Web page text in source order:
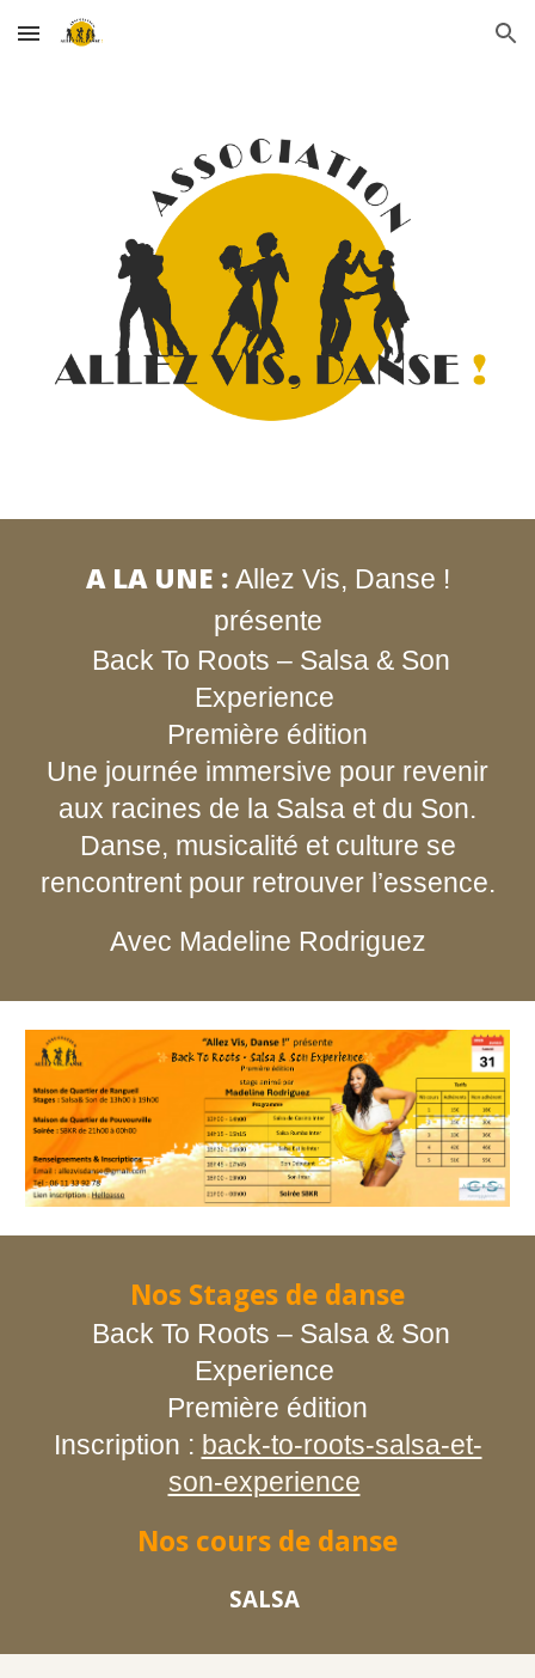
Skip to main content Skip to navigation
A LA UNE : Allez Vis, Danse !
présente
Back To Roots – Salsa & Son
Experience
Première édition
Une journée immersive pour revenir
aux racines de la Salsa et du Son.
Danse, musicalité et culture se
rencontrent pour retrouver l’essence.
Avec Madeline Rodriguez
Nos Stages de danse
Back To Roots – Salsa & Son
Experience
Première édition
Inscription : back-to-roots-salsa-et-
son-experience
Nos cours de danse
SALSA